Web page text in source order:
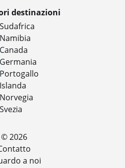
destinazioni
Sudafrica
Namibia
Canada
Germania
Portogallo
Islanda
Norvegia
Svezia
© 2026
a noi